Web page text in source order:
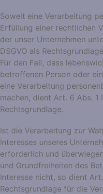
Soweit eine Verarbeitung
Erfüllung einer rechtlichen
der unser Unternehmen
DSGVO als
Für den Fall, dass
betroffenen Person oder
eine Verarbeitung
machen, dient Art. 6 Abs. 1
Rechtsgrundlage.
Ist die Verarbeitung zur
Interesses unseres
erforderlich und
und Grundfreiheiten des
Interesse nicht, so dient
Rechtsgrundlage für die